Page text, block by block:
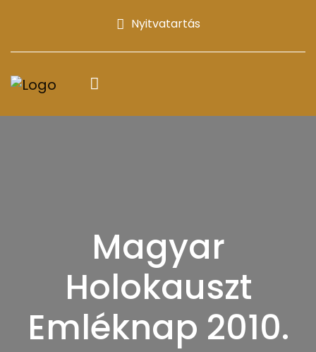
Nyitvatartás
Magyar
Holokauszt
Emléknap 2010.